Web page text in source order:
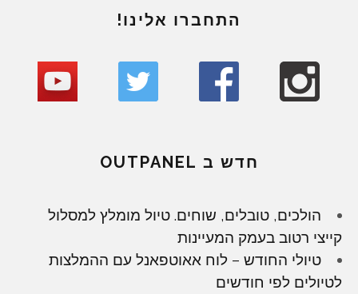
התחברו אלינו!
חדש ב OUTPANEL
הולכים, טובלים, שוחים. טיול מומלץ למסלול
קייצי רטוב בעמק המעיינות
טיולי החודש – לוח אאוטפאנל עם ההמלצות
לטיולים לפי חודשים